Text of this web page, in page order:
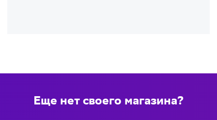
Еще нет своего магазина?